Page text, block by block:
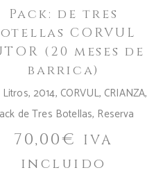
Pack: de tres
CORVUL
(20 meses de
barrica)
, 2014, CORVUL, CRIANZA,
de Tres Botellas, Reserva
70,00€
IVA
incluido